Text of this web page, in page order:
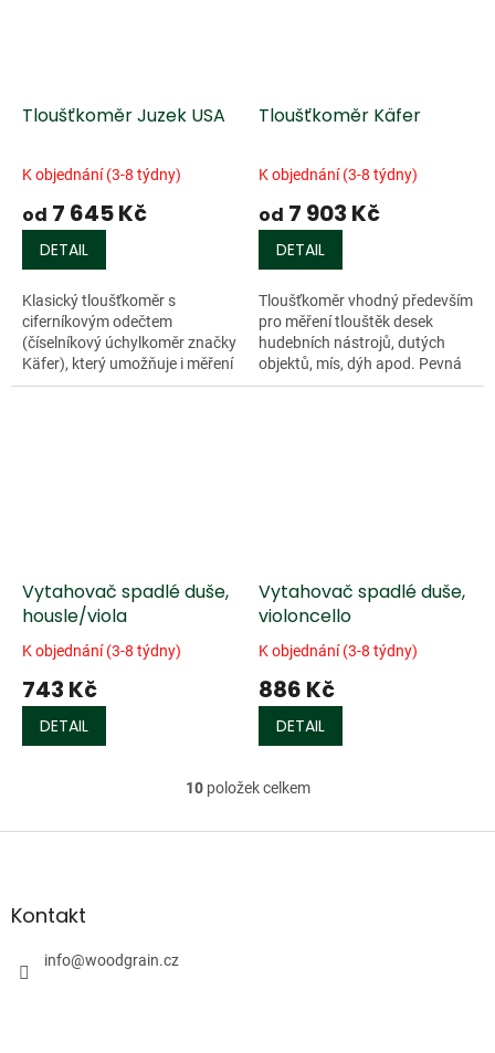
Tloušťkoměr Juzek USA
K objednání (3-8 týdny)
od 7 645 Kč
DETAIL
Klasický tloušťkoměr s
ciferníkovým odečtem
(číselníkový úchylkoměr značky
Käfer), který umožňuje i měření
spodní desky přes lubový věnec
Tloušťkoměr Käfer
K objednání (3-8 týdny)
od 7 903 Kč
DETAIL
Tloušťkoměr vhodný především
pro měření tlouštěk desek
hudebních nástrojů, dutých
objektů, mís, dýh apod. Pevná
hliníková slitina, velmi přesný
Vytahovač spadlé duše,
housle/viola
K objednání (3-8 týdny)
743 Kč
DETAIL
Vytahovač spadlé duše,
violoncello
K objednání (3-8 týdny)
886 Kč
DETAIL
O
l
10položek celkem
Z
aKontakt
info@woodgrain.cz